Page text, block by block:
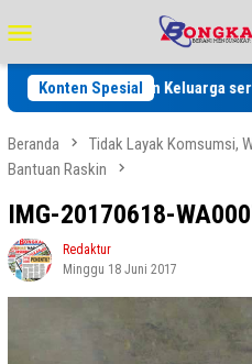
ke
kontenMobile
Konten Spesial
Binaan dan Keluarga serta
Beranda
Tidak Layak Komsumsi,
Bantuan Raskin
IMG-20170618-
Redaktur
Minggu 18 Juni 2017